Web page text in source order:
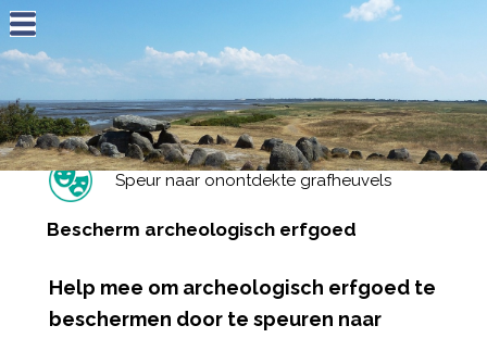
Speur naar onontdekte grafheuvels
Bescherm archeologisch erfgoed
Help mee om archeologisch erfgoed te
beschermen door te speuren naar